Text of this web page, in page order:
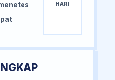
HARI